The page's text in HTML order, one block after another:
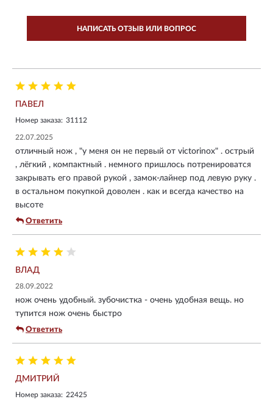
НАПИСАТЬ ОТЗЫВ ИЛИ ВОПРОС
ПАВЕЛ
Номер заказа: 31112
22.07.2025
отличный нож , "у меня он не первый от victorinox" . острый
, лёгкий , компактный . немного пришлось потренироватся
закрывать его правой рукой , замок-лайнер под левую руку .
в остальном покупкой доволен . как и всегда качество на
высоте
Ответить
ВЛАД
28.09.2022
нож очень удобный. зубочистка - очень удобная вещь. но
тупится нож очень быстро
Ответить
ДМИТРИЙ
Номер заказа: 22425